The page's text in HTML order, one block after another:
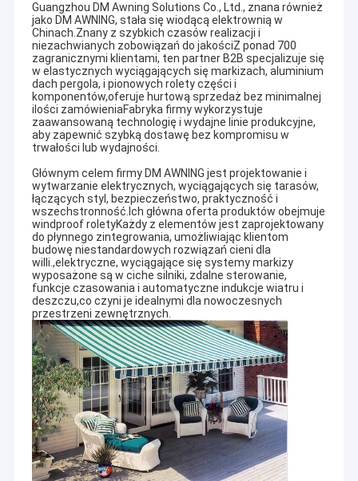
Guangzhou DM Awning Solutions Co., Ltd., znana również
jako DM AWNING, stała się wiodącą elektrownią w
Chinach.Znany z szybkich czasów realizacji i
niezachwianych zobowiązań do jakościZ ponad 700
zagranicznymi klientami, ten partner B2B specjalizuje się
w elastycznych wyciągających się markizach, aluminium
dach pergola, i pionowych rolety części i
komponentów,oferuje hurtową sprzedaż bez minimalnej
ilości zamówieniaFabryka firmy wykorzystuje
zaawansowaną technologię i wydajne linie produkcyjne,
aby zapewnić szybką dostawę bez kompromisu w
trwałości lub wydajności.
Głównym celem firmy DM AWNING jest projektowanie i
wytwarzanie elektrycznych, wyciągających się tarasów,
łączących styl, bezpieczeństwo, praktyczność i
wszechstronność.Ich główna oferta produktów obejmuje
windproof roletyKażdy z elementów jest zaprojektowany
do płynnego zintegrowania, umożliwiając klientom
budowę niestandardowych rozwiązań cieni dla
willi.,elektryczne, wyciągające się systemy markizy
wyposażone są w ciche silniki, zdalne sterowanie,
funkcje czasowania i automatyczne indukcje wiatru i
deszczu,co czyni je idealnymi dla nowoczesnych
przestrzeni zewnętrznych.